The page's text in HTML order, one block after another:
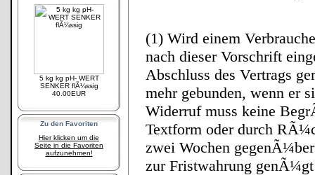
5 kg kg pH- WERT
SENKER flÃ¼ssig
40.00EUR
Zu den Favoriten
Hier klicken um die
Seite in die Favoriten
aufzunehmen!
(1) Wird einem
nach dieser Vorschrift
Abschluss des Vertrags
mehr gebunden, wenn er
Widerruf muss keine
Textform oder durch
zwei Wochen
zur Fristwahrung